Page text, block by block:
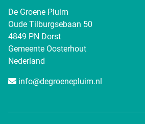
De Groene Pluim
Oude Tilburgsebaan 50
4849 PN Dorst
Gemeente Oosterhout
Nederland
info@degroenepluim.nl